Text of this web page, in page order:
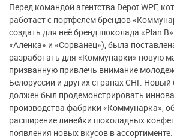
Перед командой агентства Depot WPF,
работает с портфелем брендов
создать для неё бренд шоколада «Plan
«Аленка» и «Сорванец»), была
разработать для «Коммунарки» новую
призванную привлечь внимание
Белоруссии и других странах СНГ.
должен был продемонстрировать
производства фабрики «Коммунарка»,
расширение линейки шоколадных
появления новых вкусов в ассортименте.